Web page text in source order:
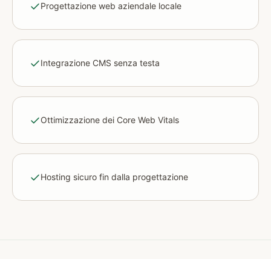
Progettazione web aziendale locale
Integrazione CMS senza testa
Ottimizzazione dei Core Web Vitals
Hosting sicuro fin dalla progettazione